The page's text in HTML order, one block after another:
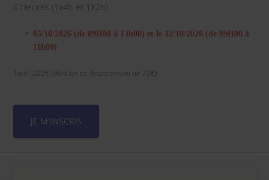
6 Heures (1x4h et 1X2h)
05/10/2026 (de 09H00 à 13h00) et le 12/10/2026 (de 09H00 à
11h00)
Tarif : 222€ (dont un co-financement de 72€)
JE M'INSCRIS